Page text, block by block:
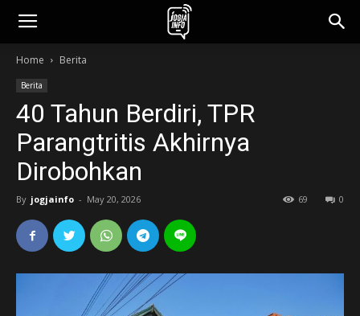
jogjainfo.id
Home Berita
Berita
40 Tahun Berdiri, TPR
Parangtritis Akhirnya
Dirobohkan
By jogjainfo - May 20, 2026 0
69